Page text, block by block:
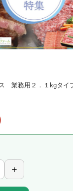
業務用２．１kgタイ